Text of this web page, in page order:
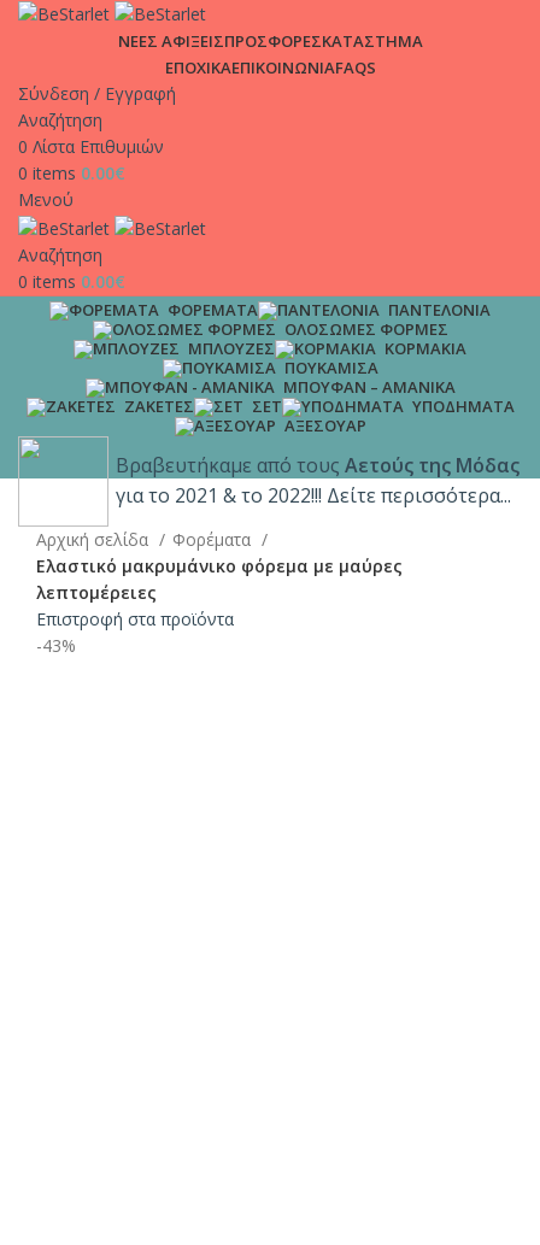
ΝΕΕΣ ΑΦΙΞΕΙΣΠΡΟΣΦΟΡΕΣΚΑΤΑΣΤΗΜΑ
ΕΠΟΧΙΚΑΕΠΙΚΟΙΝΩΝΙΑFAQS
Σύνδεση / Εγγραφή
Αναζήτηση
0 Λίστα Επιθυμιών
0 items 0.00€
Μενού
Αναζήτηση
0 items 0.00€
ΦΟΡΈΜΑΤΑ
ΠΑΝΤΕΛΌΝΙΑ
ΟΛΌΣΩΜΕΣ ΦΌΡΜΕΣ
ΜΠΛΟΎΖΕΣ
ΚΟΡΜΆΚΙΑ
ΠΟΥΚΆΜΙΣΑ
ΜΠΟΥΦΆΝ – ΑΜΆΝΙΚΑ
ΖΑΚΈΤΕΣ
ΣΕΤ
ΥΠΟΔΉΜΑΤΑ
ΑΞΕΣΟΥΆΡ
Βραβευτήκαμε από τους Αετούς της Μόδας
για το 2021 & το 2022!!! Δείτε περισσότερα...
Αρχική σελίδα
Φορέματα
Ελαστικό μακρυμάνικο φόρεμα με μαύρες
λεπτομέρειες
Επιστροφή στα προϊόντα
-43%
ΑΠΟΣΤΟΛΕΣ | Σε χρόνο μηδέν στη πόρτα σου, μόνο με 4.9€
και δωρεάν μεταφορικά για παραγγελίες άνω των 65€!!